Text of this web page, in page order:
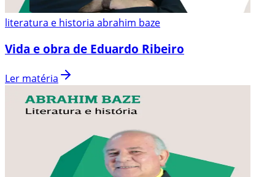
literatura e historia abrahim baze
Vida e obra de Eduardo Ribeiro
Ler matéria